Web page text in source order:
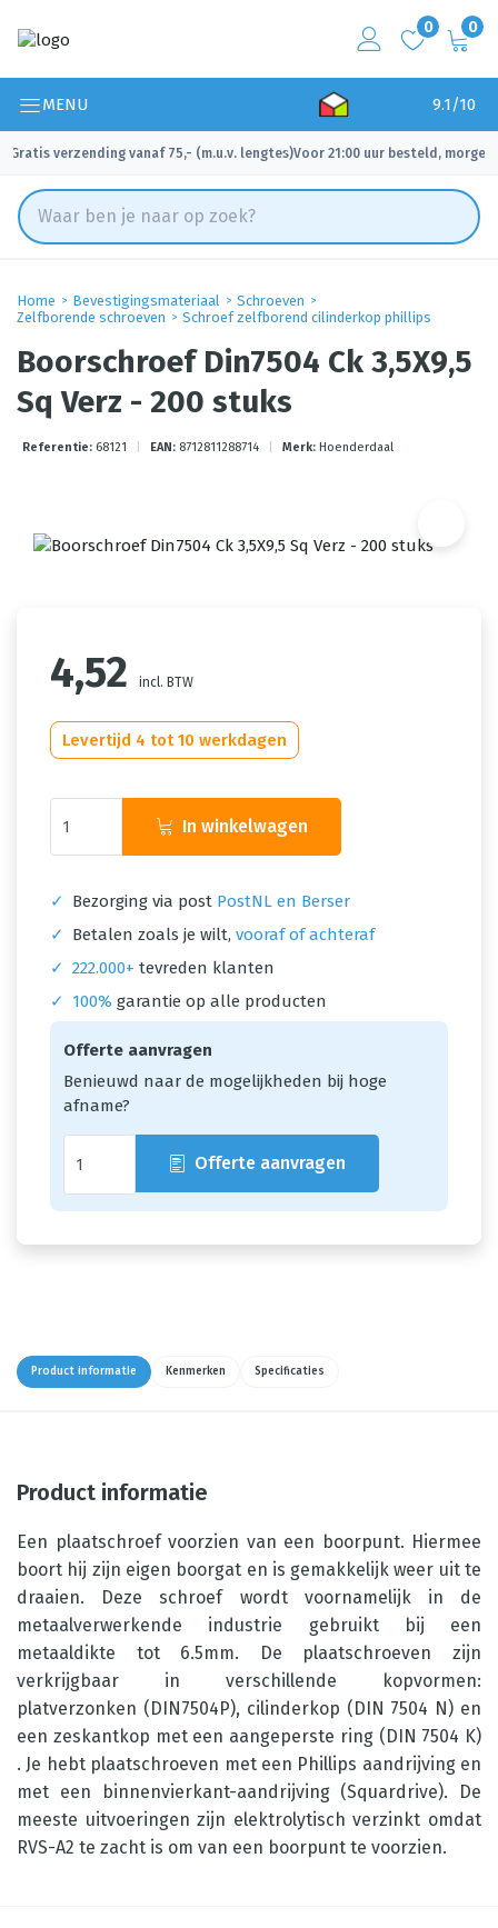
0 0
MENU 9.1/10
Gratis verzending vanaf 75,- (m.u.v. lengtes)
✓ Voor 21:00 uur besteld, morgen
Home Bevestigingsmateriaal
Schroeven
Zelfborende schroeven
Schroef zelfborend cilinderkop phillips
Boorschroef Din7504 Ck 3,5X9,5
Sq Verz - 200 stuks
Referentie: 68121 EAN: 8712811288714 Merk: Hoenderdaal
4,52 incl. BTW
Levertijd 4 tot 10 werkdagen
In winkelwagen
✓ Bezorging via post PostNL en Berser
✓
Betalen zoals je wilt, vooraf of achteraf
✓ 222.000+ tevreden klanten
✓
100% garantie op alle producten
Offerte aanvragen
Benieuwd naar de mogelijkheden bij hoge
afname?
Offerte aanvragen
Product informatie Kenmerken Specificaties
Product informatie
Een plaatschroef voorzien van een boorpunt. Hiermee
boort hij zijn eigen boorgat en is gemakkelijk weer uit te
draaien. Deze schroef wordt voornamelijk in de
metaalverwerkende industrie gebruikt bij een
metaaldikte tot 6.5mm. De plaatschroeven zijn
verkrijgbaar in verschillende kopvormen:
platverzonken (DIN7504P), cilinderkop (DIN 7504 N) en
een zeskantkop met een aangeperste ring (DIN 7504 K)
. Je hebt plaatschroeven met een Phillips aandrijving en
met een binnenvierkant-aandrijving (Squardrive). De
meeste uitvoeringen zijn elektrolytisch verzinkt omdat
RVS-A2 te zacht is om van een boorpunt te voorzien.